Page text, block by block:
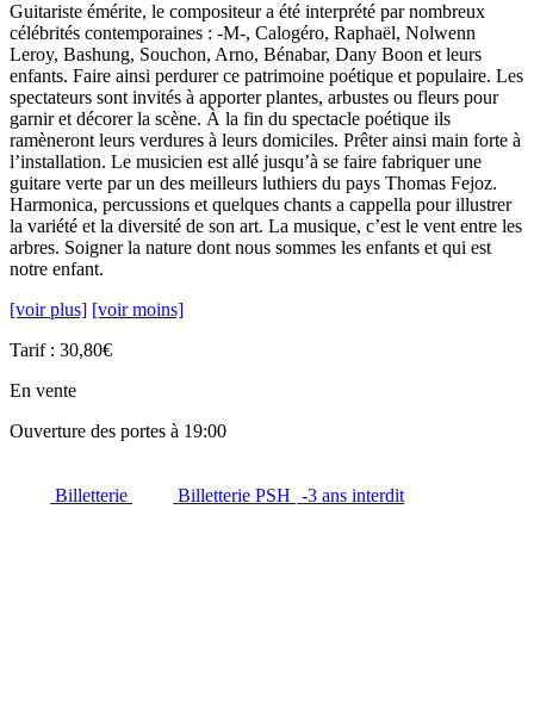
Guitariste émérite, le compositeur a été interprété par nombreux
célébrités contemporaines : -M-, Calogéro, Raphaël, Nolwenn
Leroy, Bashung, Souchon, Arno, Bénabar, Dany Boon et leurs
enfants. Faire ainsi perdurer ce patrimoine poétique et populaire. Les
spectateurs sont invités à apporter plantes, arbustes ou fleurs pour
garnir et décorer la scène. À la fin du spectacle poétique ils
ramèneront leurs verdures à leurs domiciles. Prêter ainsi main forte à
l’installation. Le musicien est allé jusqu’à se faire fabriquer une
guitare verte par un des meilleurs luthiers du pays Thomas Fejoz.
Harmonica, percussions et quelques chants a cappella pour illustrer
la variété et la diversité de son art. La musique, c’est le vent entre les
arbres. Soigner la nature dont nous sommes les enfants et qui est
notre enfant.
[voir plus] [voir moins]
Tarif : 30,80€
En vente
Ouverture des portes à 19:00
Billetterie Billetterie PSH -3 ans interdit